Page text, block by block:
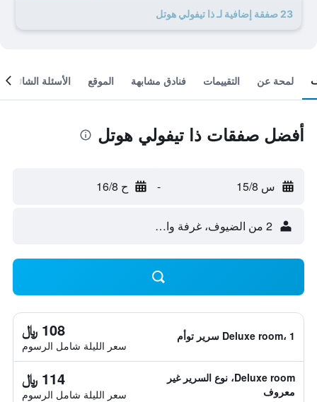
23 صفقة إضافية لـ ذا تيفولي هوتل
لمحة عن التقييمات فنادق مشابهة الموقع الأسئلة الشائعة
أفضل صفقات ذا تيفولي هوتل
س 15/8 - ح 16/8
2 من الضيوف، غرفة واحدة
Deluxe room، 1 سرير توأم 108 ﷼
سعر الليلة شامل الرسوم
Deluxe room، نوع السرير غير
معروف
114 ﷼
سعر الليلة شامل الرسوم